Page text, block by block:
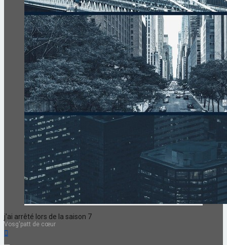
j'ai arrêté lors de la saison 7
Vosg'patt de cœur